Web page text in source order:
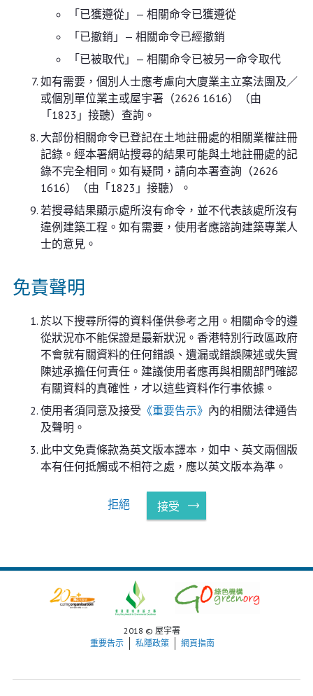
「已獲遵從」— 相關命令已獲遵從
「已撤銷」— 相關命令已經撤銷
「已被取代」— 相關命令已被另一命令取代
如有需要，個別人士應考慮向大廈業主立案法團及／
或個別單位業主或屋宇署（2626 1616）（由
「1823」接聽）查詢。
大部份相關命令已登記在土地註冊處的相關業權註冊
記錄。經本署網站搜尋的結果可能與土地註冊處的記
錄不完全相同。如有疑問，請向本署查詢（2626
1616）（由「1823」接聽）。
若搜尋結果顯示處所沒有命令，並不代表該處所沒有
違例建築工程。如有需要，使用者應諮詢建築專業人
士的意見。
免責聲明
於以下搜尋所得的資料僅供參考之用。相關命令的遵
從狀況亦不能保證是最新狀況。香港特別行政區政府
不會就有關資料的任何錯誤、遺漏或錯誤陳述或失實
陳述承擔任何責任。建議使用者應再與相關部門確認
有關資料的真確性，才以這些資料作行事依據。
使用者須同意及接受 《重要告示》 內的相關法律通告
及聲明。
此中文免責條款為英文版本譯本，如中、英文兩個版
本有任何抵觸或不相符之處，應以英文版本為準。
拒絕 接受
2018 © 屋宇署
重要告示
私隱政策 網頁指南